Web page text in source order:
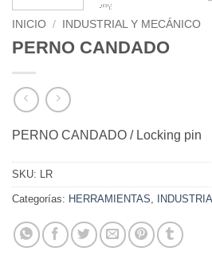
INICIO / INDUSTRIAL Y MECÁNICO
PERNO CANDADO
PERNO CANDADO / Locking pin
SKU: LR
Categorías: HERRAMIENTAS